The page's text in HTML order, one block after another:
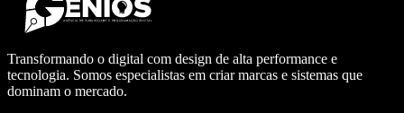
Transformando o digital com design de alta performance e
tecnologia. Somos especialistas em criar marcas e sistemas que
dominam o mercado.